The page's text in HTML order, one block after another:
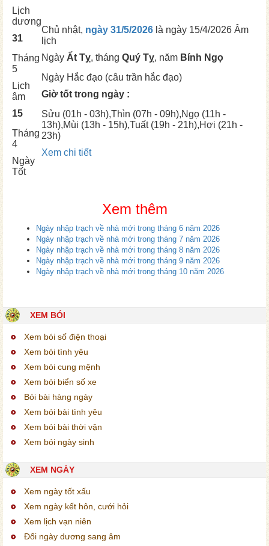
Lịch
dương
31
Tháng
5
Lịch
âm
15
Tháng
4
Ngày
Tốt
Chủ nhật, ngày 31/5/2026 là ngày 15/4/2026 Âm
lịch
Ngày Ất Tỵ, tháng Quý Tỵ, năm Bính Ngọ
Ngày Hắc đạo (câu trần hắc đạo)
Giờ tốt trong ngày :
Sửu (01h - 03h),Thìn (07h - 09h),Ngọ (11h -
13h),Mùi (13h - 15h),Tuất(19h - 21h),Hợi (21h -
23h)
Xem chi tiết
Xem thêm
Ngày nhập trạch về nhà mới trong tháng 6 năm 2026
Ngày nhập trạch về nhà mới trong tháng 7 năm 2026
Ngày nhập trạch về nhà mới trong tháng 8 năm 2026
Ngày nhập trạch về nhà mới trong tháng 9 năm 2026
Ngày nhập trạch về nhà mới trong tháng 10 năm 2026
XEM BÓI
Xem bói số điện thoại
Xem bói tình yêu
Xem bói cung mệnh
Xem bói biển số xe
Bói bài hàng ngày
Xem bói bài tình yêu
Xem bói bài thời vận
Xem bói ngày sinh
XEM NGÀY
Xem ngày tốt xấu
Xem ngày kết hôn, cưới hỏi
Xem lịch vạn niên
Đổi ngày dương sang âm